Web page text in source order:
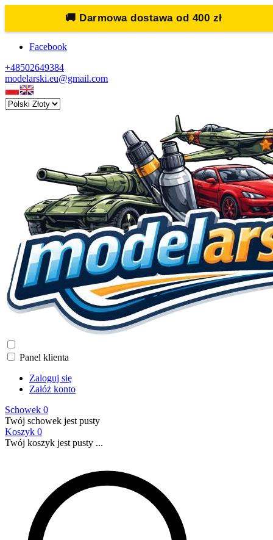
🚚 Darmowa dostawa od 400 zł
Facebook
+48502649384
modelarski.eu@gmail.com
Panel klienta
Zaloguj się
Załóż konto
Schowek 0
Twój schowek jest pusty
Koszyk 0
Twój koszyk jest pusty ...